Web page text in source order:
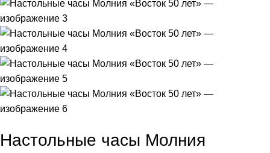
Настольные часы Молния